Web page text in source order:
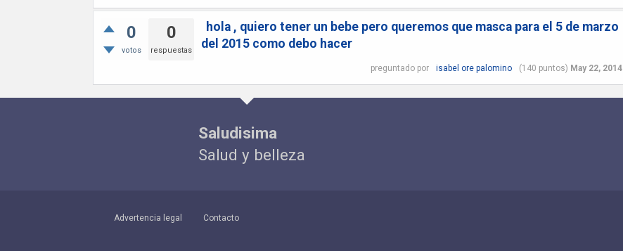
0
votos
0
respuestas
hola , quiero tener un bebe pero queremos que masca para el 5 de marzo
del 2015 como debo hacer
preguntado por isabel ore palomino (140 puntos) May 22, 2014
Saludisima
Salud y belleza
Advertencia legal Contacto